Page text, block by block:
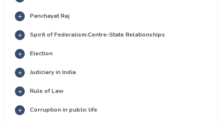
Panchayat Raj
Spirit of Federalism:Centre-State Relationships
Election
Judiciary in India
Rule of Law
Corruption in public life